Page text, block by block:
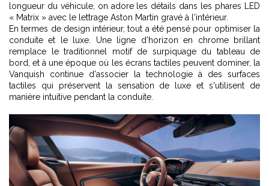
longueur du véhicule, on adore les détails dans les phares LED
« Matrix » avec le lettrage Aston Martin gravé à l'intérieur.
En termes de design intérieur, tout a été pensé pour optimiser la
conduite et le luxe. Une ligne d'horizon en chrome brillant
remplace le traditionnel motif de surpiquage du tableau de
bord, et à une époque où les écrans tactiles peuvent dominer, la
Vanquish continue d'associer la technologie à des surfaces
tactiles qui préservent la sensation de luxe et s'utilisent de
manière intuitive pendant la conduite.